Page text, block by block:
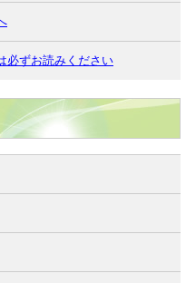
必ずお読みください